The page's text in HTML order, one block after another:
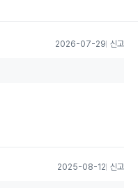
2026-07-29 신고
2025-08-12 신고